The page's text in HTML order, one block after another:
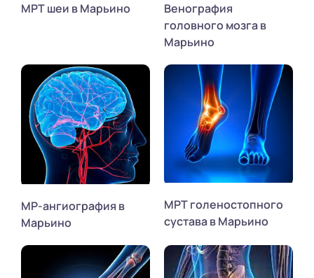
МРТ шеи в Марьино
Венография
головного мозга в
Марьино
МР-ангиография в
Марьино
МРТ голеностопного
сустава в Марьино